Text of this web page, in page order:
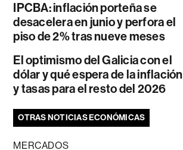
IPCBA: inflación porteña se
desacelera en junio y perfora el
piso de 2% tras nueve meses
El optimismo del Galicia con el
dólar y qué espera de la inflación
y tasas para el resto del 2026
OTRAS NOTICIAS ECONÓMICAS
MERCADOS